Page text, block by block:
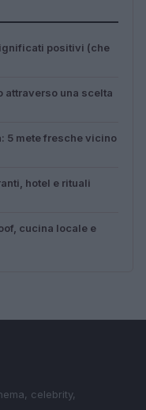
positivi (che
attraverso una scelta
5 mete fresche vicino
hotel e rituali
cucina locale e
celebrity,